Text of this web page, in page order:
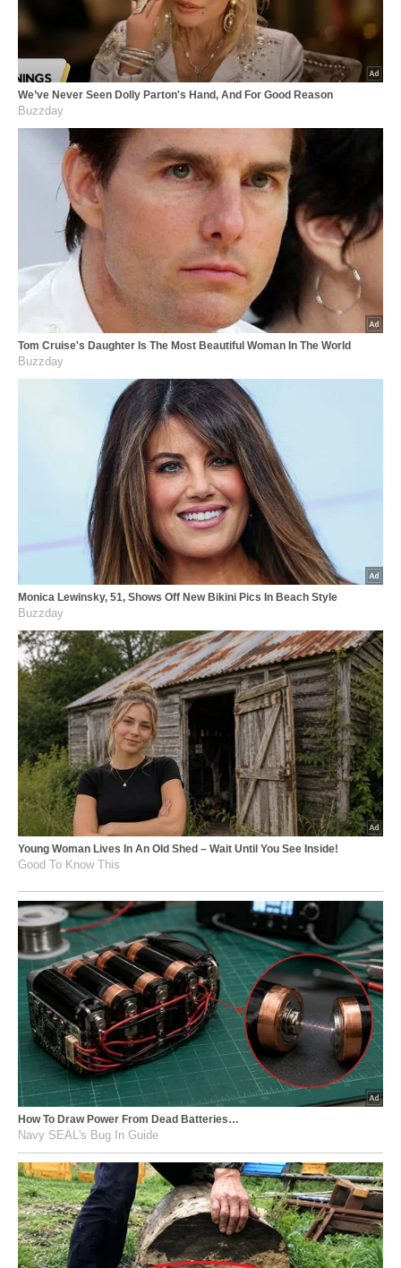
We’ve Never Seen Dolly Parton's Hand, And For Good Reason
Buzzday
Tom Cruise's Daughter Is The Most Beautiful Woman In The World
Buzzday
Monica Lewinsky, 51, Shows Off New Bikini Pics In Beach Style
Buzzday
Young Woman Lives In An Old Shed – Wait Until You See Inside!
Good To Know This
How To Draw Power From Dead Batteries…
Navy SEAL's Bug In Guide